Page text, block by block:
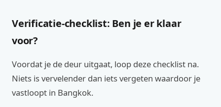
Verificatie-checklist: Ben je er klaar
voor?
Voordat je de deur uitgaat, loop deze checklist na.
Niets is vervelender dan iets vergeten waardoor je
vastloopt in Bangkok.